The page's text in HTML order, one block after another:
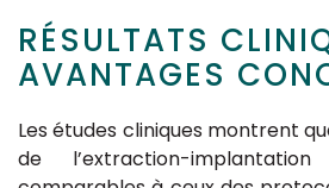
RÉSULTATS
AVANTAGES
Les études cliniques montrent
de l’extraction-